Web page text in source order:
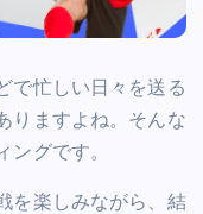
で忙しい日々を送る
りますよね。そんな
ングです。
を楽しみながら、結